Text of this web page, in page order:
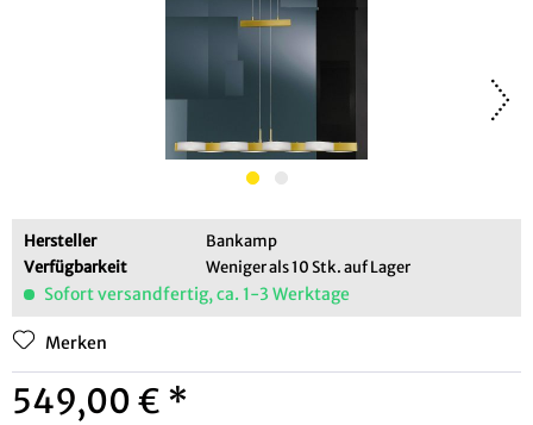
Hersteller
Bankamp
Verfügbarkeit
Weniger als 10 Stk. auf Lager
Sofort versandfertig, ca. 1-3 Werktage
Merken
549,00 € *